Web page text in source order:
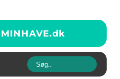
dk